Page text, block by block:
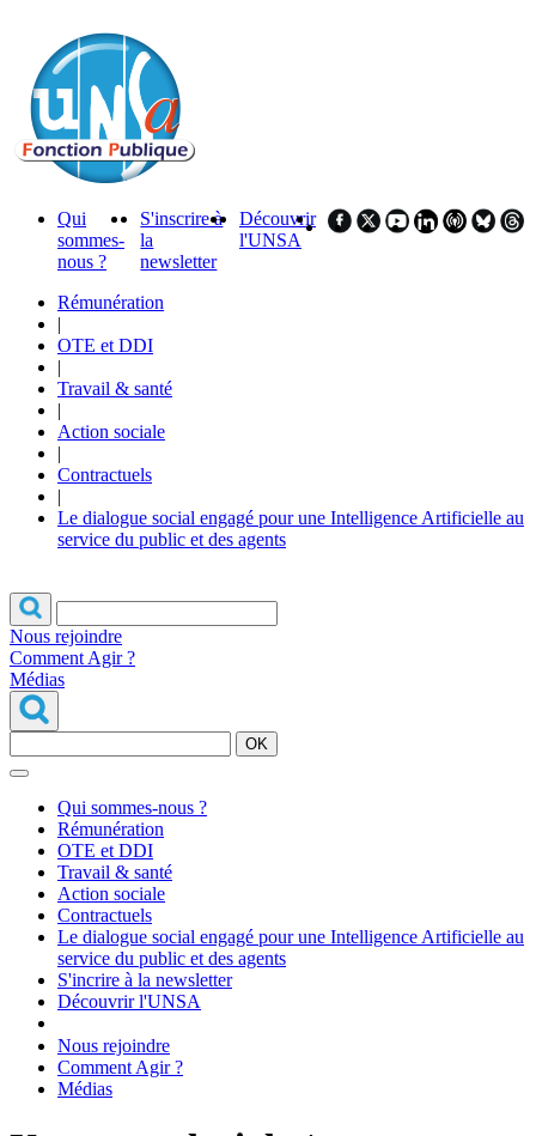
Qui
sommes-
nous ?
S'inscrire à
la
newsletter
Découvrir
l'UNSA
Rémunération
|
OTE et DDI
|
Travail & santé
|
Action sociale
|
Contractuels
|
Le dialogue social engagé pour une Intelligence Artificielle au
service du public et des agents
Nous rejoindre
Comment Agir ?
Médias
OK
Qui sommes-nous ?
Rémunération
OTE et DDI
Travail & santé
Action sociale
Contractuels
Le dialogue social engagé pour une Intelligence Artificielle au
service du public et des agents
S'incrire à la newsletter
Découvrir l'UNSA
Nous rejoindre
Comment Agir ?
Médias